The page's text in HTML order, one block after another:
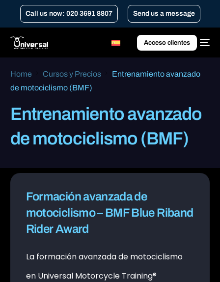
Call us now: 020 3691 8807 Send us a message
Acceso clientes
Home Cursos y Precios
Entrenamiento avanzado
de motociclismo (BMF)
Entrenamiento avanzado
de motociclismo (BMF)
Formación avanzada de
motociclismo – BMF Blue Riband
Rider Award
La formación avanzada de motociclismo
en Universal Motorcycle Training®